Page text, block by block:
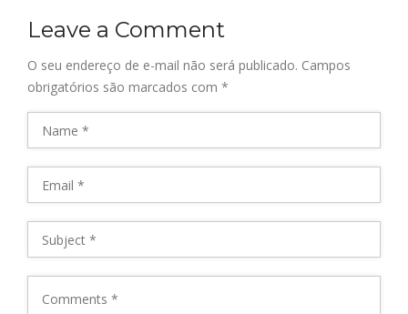
Leave a Comment
O seu endereço de e-mail não será publicado. Campos
obrigatórios são marcados com *